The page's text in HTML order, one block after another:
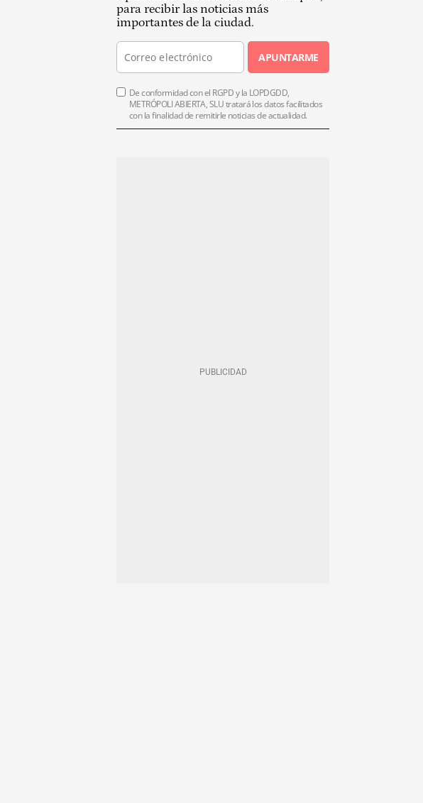
para recibir las noticias más
importantes de la ciudad.
APUNTARME
De conformidad con el RGPD y la LOPDGDD,
METRÓPOLI ABIERTA, SLU tratará los datos facilitados
con la finalidad de remitirle noticias de actualidad.